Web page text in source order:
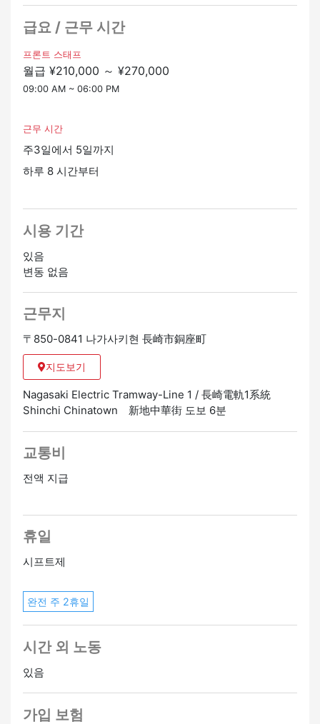
급요 / 근무 시간
프론트 스태프
월급 ¥210,000 ～ ¥270,000
09:00 AM ~ 06:00 PM
근무 시간
주3일에서 5일까지
하루 8 시간부터
시용 기간
있음
변동 없음
근무지
〒850-0841 나가사키현 長崎市銅座町
지도보기
Nagasaki Electric Tramway-Line 1 / 長崎電軌1系統
Shinchi Chinatown 新地中華街 도보 6분
교통비
전액 지급
휴일
시프트제
완전 주 2휴일
시간 외 노동
있음
가입 보험